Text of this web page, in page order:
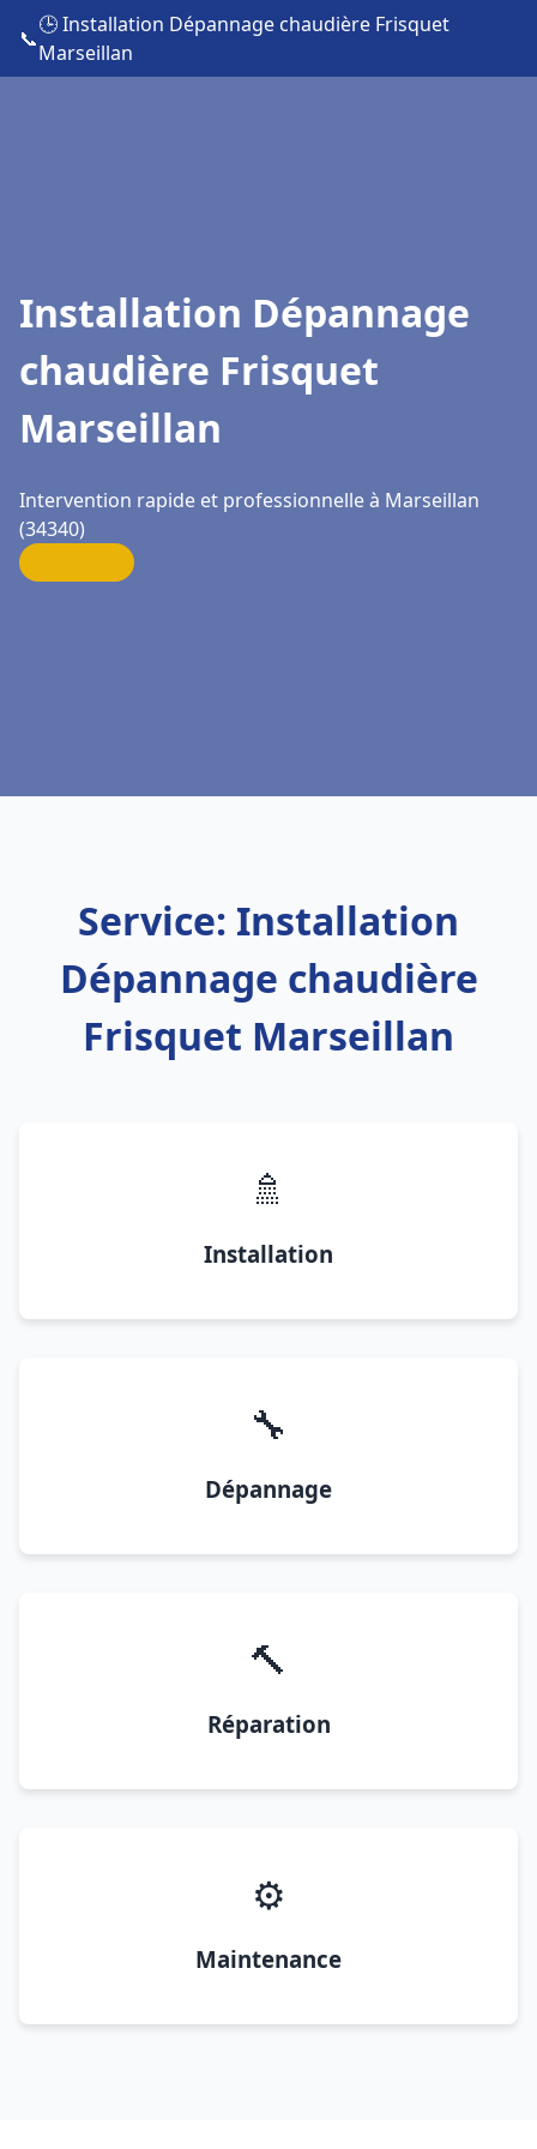
📞
🕒 Installation Dépannage chaudière Frisquet
Marseillan
Installation Dépannage
chaudière Frisquet
Marseillan
Intervention rapide et professionnelle à Marseillan
(34340)
Service: Installation
Dépannage chaudière
Frisquet Marseillan
🚿
Installation
🔧
Dépannage
🔨
Réparation
⚙️
Maintenance